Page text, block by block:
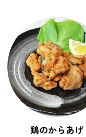
鶏のからあげ